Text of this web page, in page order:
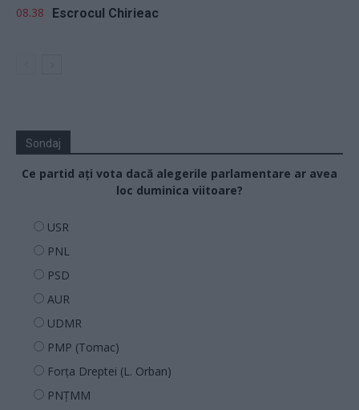
08.38 Escrocul Chirieac
Sondaj
Ce partid ați vota dacă alegerile parlamentare ar avea
loc duminica viitoare?
USR
PNL
PSD
AUR
UDMR
PMP (Tomac)
Forța Dreptei (L. Orban)
PNȚMM